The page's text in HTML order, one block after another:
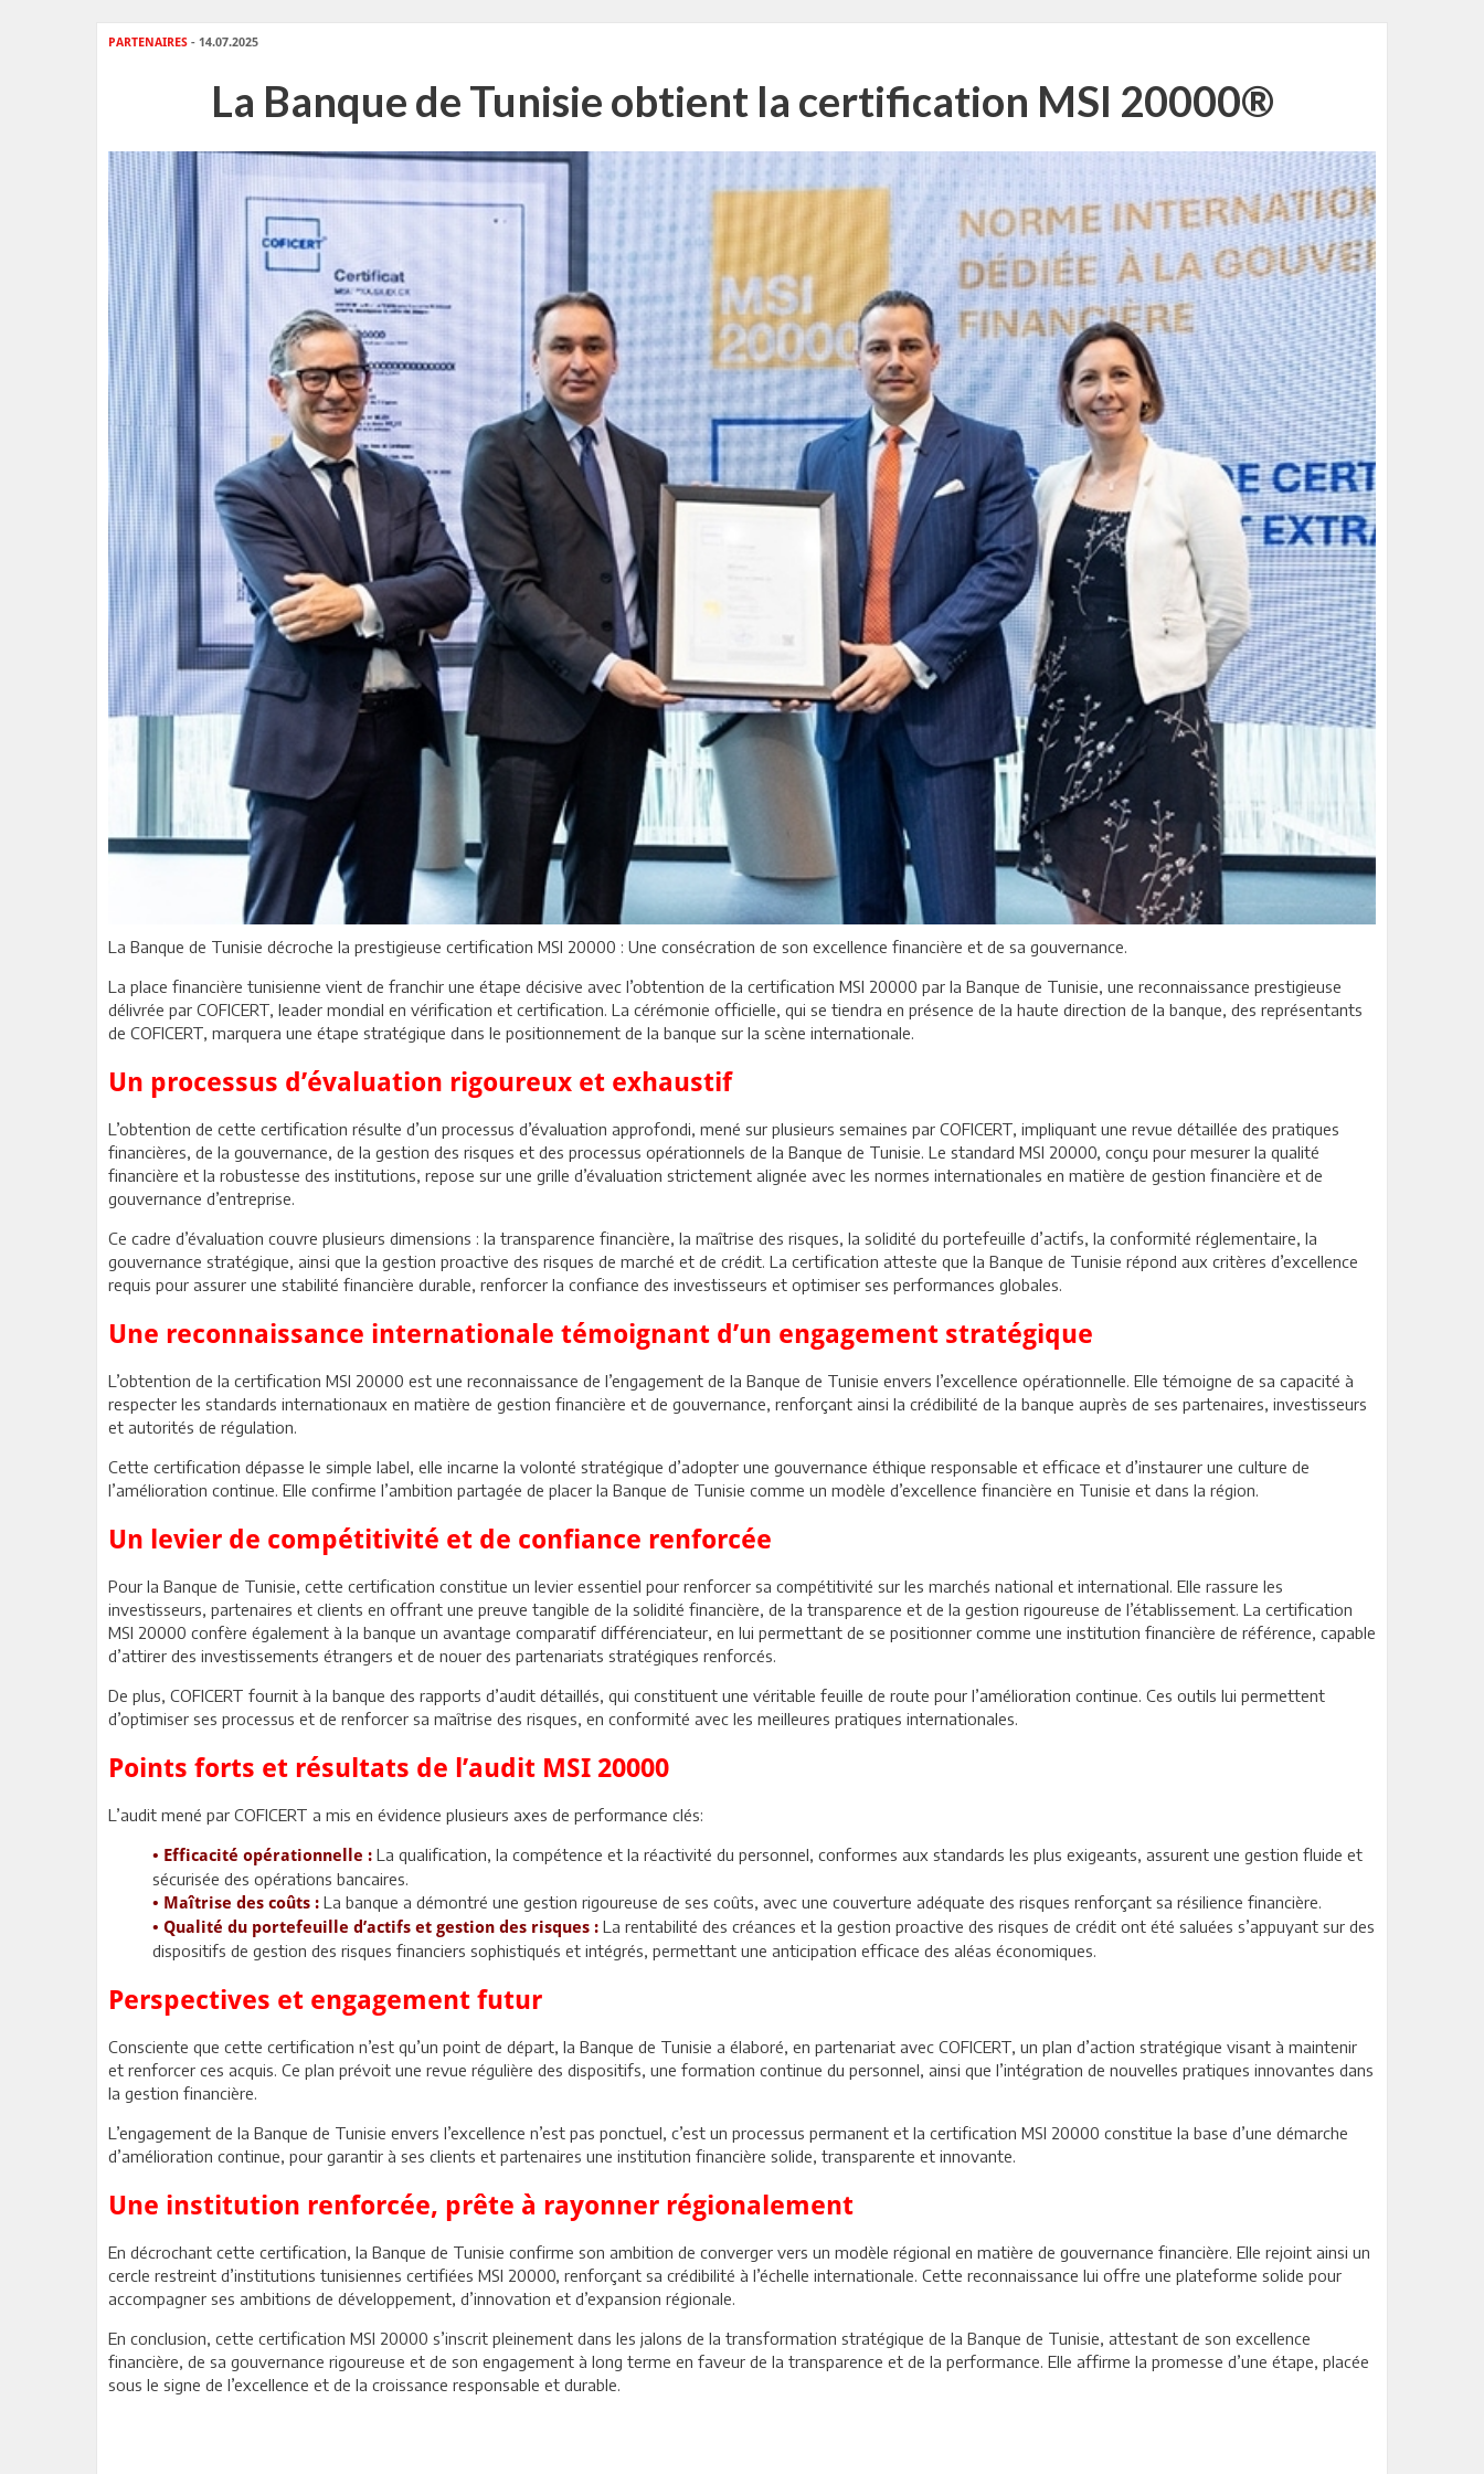
PARTENAIRES - 14.07.2025
La Banque de Tunisie obtient la certification MSI 20000®
La Banque de Tunisie décroche la prestigieuse certification MSI 20000 : Une consécration de son excellence financière et de sa gouvernance.
La place financière tunisienne vient de franchir une étape décisive avec l’obtention de la certification MSI 20000 par la Banque de Tunisie, une reconnaissance prestigieuse
délivrée par COFICERT, leader mondial en vérification et certification. La cérémonie officielle, qui se tiendra en présence de la haute direction de la banque, des représentants
de COFICERT, marquera une étape stratégique dans le positionnement de la banque sur la scène internationale.
Un processus d’évaluation rigoureux et exhaustif
L’obtention de cette certification résulte d’un processus d’évaluation approfondi, mené sur plusieurs semaines par COFICERT, impliquant une revue détaillée des pratiques
financières, de la gouvernance, de la gestion des risques et des processus opérationnels de la Banque de Tunisie. Le standard MSI 20000, conçu pour mesurer la qualité
financière et la robustesse des institutions, repose sur une grille d’évaluation strictement alignée avec les normes internationales en matière de gestion financière et de
gouvernance d’entreprise.
Ce cadre d’évaluation couvre plusieurs dimensions : la transparence financière, la maîtrise des risques, la solidité du portefeuille d’actifs, la conformité réglementaire, la
gouvernance stratégique, ainsi que la gestion proactive des risques de marché et de crédit. La certification atteste que la Banque de Tunisie répond aux critères d’excellence
requis pour assurer une stabilité financière durable, renforcer la confiance des investisseurs et optimiser ses performances globales.
Une reconnaissance internationale témoignant d’un engagement stratégique
L’obtention de la certification MSI 20000 est une reconnaissance de l’engagement de la Banque de Tunisie envers l’excellence opérationnelle. Elle témoigne de sa capacité à
respecter les standards internationaux en matière de gestion financière et de gouvernance, renforçant ainsi la crédibilité de la banque auprès de ses partenaires, investisseurs
et autorités de régulation.
Cette certification dépasse le simple label, elle incarne la volonté stratégique d’adopter une gouvernance éthique responsable et efficace et d’instaurer une culture de
l’amélioration continue. Elle confirme l’ambition partagée de placer la Banque de Tunisie comme un modèle d’excellence financière en Tunisie et dans la région.
Un levier de compétitivité et de confiance renforcée
Pour la Banque de Tunisie, cette certification constitue un levier essentiel pour renforcer sa compétitivité sur les marchés national et international. Elle rassure les
investisseurs, partenaires et clients en offrant une preuve tangible de la solidité financière, de la transparence et de la gestion rigoureuse de l’établissement. La certification
MSI 20000 confère également à la banque un avantage comparatif différenciateur, en lui permettant de se positionner comme une institution financière de référence, capable
d’attirer des investissements étrangers et de nouer des partenariats stratégiques renforcés.
De plus, COFICERT fournit à la banque des rapports d’audit détaillés, qui constituent une véritable feuille de route pour l’amélioration continue. Ces outils lui permettent
d’optimiser ses processus et de renforcer sa maîtrise des risques, en conformité avec les meilleures pratiques internationales.
Points forts et résultats de l’audit MSI 20000
L’audit mené par COFICERT a mis en évidence plusieurs axes de performance clés:
• Efficacité opérationnelle : La qualification, la compétence et la réactivité du personnel, conformes aux standards les plus exigeants, assurent une gestion fluide et
sécurisée des opérations bancaires.
• Maîtrise des coûts : La banque a démontré une gestion rigoureuse de ses coûts, avec une couverture adéquate des risques renforçant sa résilience financière.
• Qualité du portefeuille d’actifs et gestion des risques : La rentabilité des créances et la gestion proactive des risques de crédit ont été saluées s’appuyant sur des
dispositifs de gestion des risques financiers sophistiqués et intégrés, permettant une anticipation efficace des aléas économiques.
Perspectives et engagement futur
Consciente que cette certification n’est qu’un point de départ, la Banque de Tunisie a élaboré, en partenariat avec COFICERT, un plan d’action stratégique visant à maintenir
et renforcer ces acquis. Ce plan prévoit une revue régulière des dispositifs, une formation continue du personnel, ainsi que l’intégration de nouvelles pratiques innovantes dans
la gestion financière.
L’engagement de la Banque de Tunisie envers l’excellence n’est pas ponctuel, c’est un processus permanent et la certification MSI 20000 constitue la base d’une démarche
d’amélioration continue, pour garantir à ses clients et partenaires une institution financière solide, transparente et innovante.
Une institution renforcée, prête à rayonner régionalement
En décrochant cette certification, la Banque de Tunisie confirme son ambition de converger vers un modèle régional en matière de gouvernance financière. Elle rejoint ainsi un
cercle restreint d’institutions tunisiennes certifiées MSI 20000, renforçant sa crédibilité à l’échelle internationale. Cette reconnaissance lui offre une plateforme solide pour
accompagner ses ambitions de développement, d’innovation et d’expansion régionale.
En conclusion, cette certification MSI 20000 s’inscrit pleinement dans les jalons de la transformation stratégique de la Banque de Tunisie, attestant de son excellence
financière, de sa gouvernance rigoureuse et de son engagement à long terme en faveur de la transparence et de la performance. Elle affirme la promesse d’une étape, placée
sous le signe de l’excellence et de la croissance responsable et durable.